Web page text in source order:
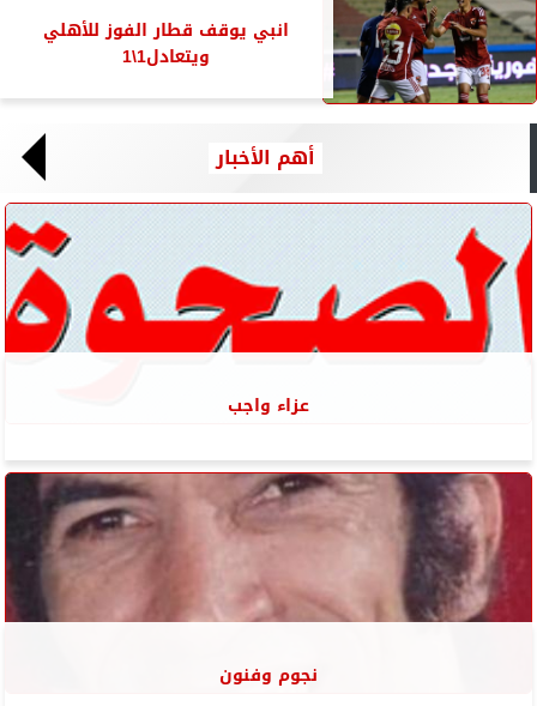
انبي يوقف قطار الفوز للأهلي
ويتعادل1\1
أهم الأخبار
عزاء واجب
نجوم وفنون